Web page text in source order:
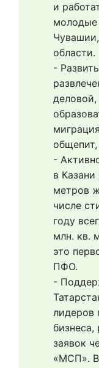
и
молодые
области.
-
общепит,
-
в
метров
числе
году
млн. кв.
это
ПФО.
-
лидеров
бизнеса,
заявок
«МСП». В